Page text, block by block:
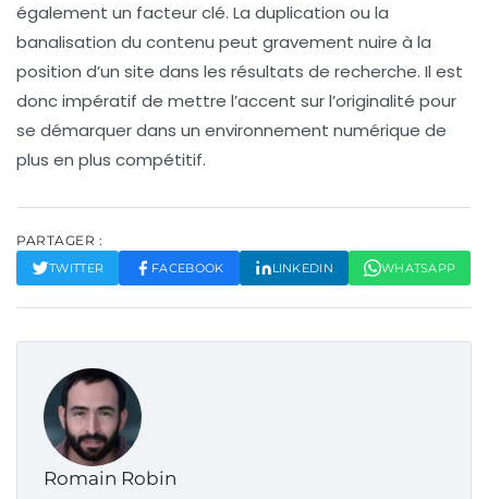
également un facteur clé. La duplication ou la
banalisation du contenu peut gravement nuire à la
position d’un site dans les résultats de recherche. Il est
donc impératif de mettre l’accent sur l’originalité pour
se démarquer dans un environnement numérique de
plus en plus compétitif.
PARTAGER :
TWITTER FACEBOOK LINKEDIN WHATSAPP
Romain Robin